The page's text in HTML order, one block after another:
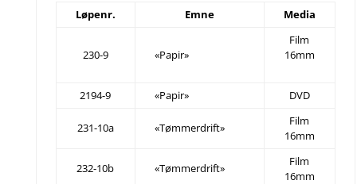
Løpenr. Emne Media
230-9 «Papir»
Film
16mm
2194-9 «Papir» DVD
231-10a «Tømmerdrift»
Film
16mm
232-10b «Tømmerdrift»
Film
16mm